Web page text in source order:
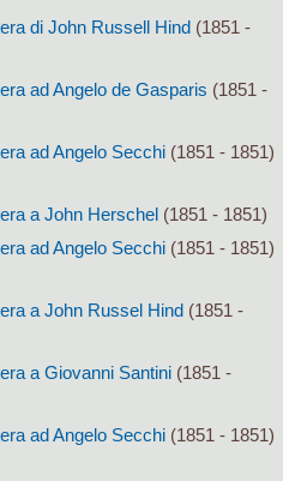
di John Russell Hind (1851 -
ad Angelo de Gasparis (1851 -
ad Angelo Secchi (1851 - 1851)
a John Herschel (1851 - 1851)
ad Angelo Secchi (1851 - 1851)
a John Russel Hind (1851 -
a Giovanni Santini (1851 -
ad Angelo Secchi (1851 - 1851)